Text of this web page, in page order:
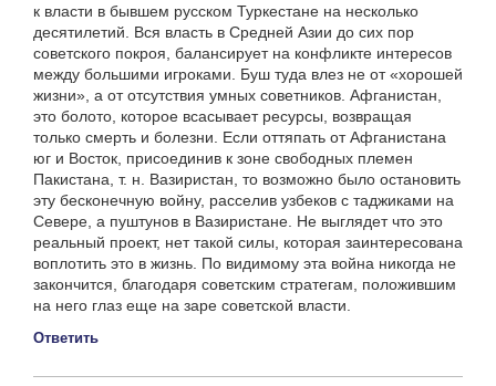
к власти в бывшем русском Туркестане на несколько
десятилетий. Вся власть в Средней Азии до сих пор
советского покроя, балансирует на конфликте интересов
между большими игроками. Буш туда влез не от «хорошей
жизни», а от отсутствия умных советников. Афганистан,
это болото, которое всасывает ресурсы, возвращая
только смерть и болезни. Если оттяпать от Афганистана
юг и Восток, присоединив к зоне свободных племен
Пакистана, т. н. Вазиристан, то возможно было остановить
эту бесконечную войну, расселив узбеков с таджиками на
Севере, а пуштунов в Вазиристане. Не выглядет что это
реальный проект, нет такой силы, которая заинтересована
воплотить это в жизнь. По видимому эта война никогда не
закончится, благодаря советским стратегам, положившим
на него глаз еще на заре советской власти.
Ответить